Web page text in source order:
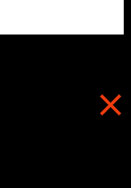
надежную посадку